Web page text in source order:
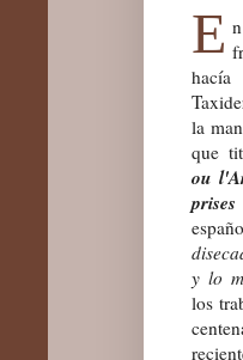
E
la
que
ou
y lo
los